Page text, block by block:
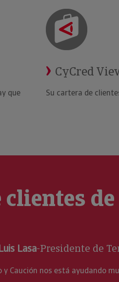
que
CyCred
Su cartera de
sobre todo con su